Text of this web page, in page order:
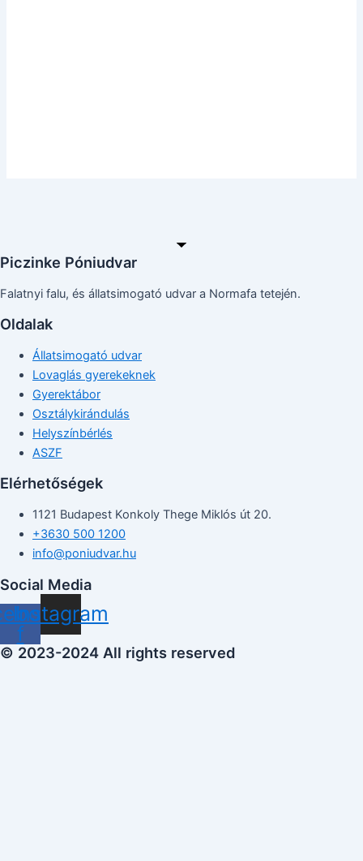
Piczinke Póniudvar
Falatnyi falu, és állatsimogató udvar a Normafa tetején.
Oldalak
Állatsimogató udvar
Lovaglás gyerekeknek
Gyerektábor
Osztálykirándulás
Helyszínbérlés
ASZF
Elérhetőségek
1121 Budapest Konkoly Thege Miklós út 20.
+3630 500 1200
info@poniudvar.hu
Social Media
f
Instagram
© 2023-2024 All rights reserved